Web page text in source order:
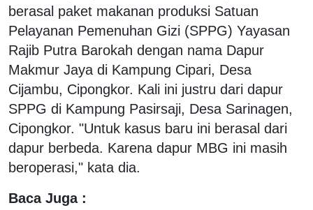
berasal paket makanan produksi Satuan
Pelayanan Pemenuhan Gizi (SPPG) Yayasan
Rajib Putra Barokah dengan nama Dapur
Makmur Jaya di Kampung Cipari, Desa
Cijambu, Cipongkor. Kali ini justru dari dapur
SPPG di Kampung Pasirsaji, Desa Sarinagen,
Cipongkor. "Untuk kasus baru ini berasal dari
dapur berbeda. Karena dapur MBG ini masih
beroperasi," kata dia.
Baca Juga :